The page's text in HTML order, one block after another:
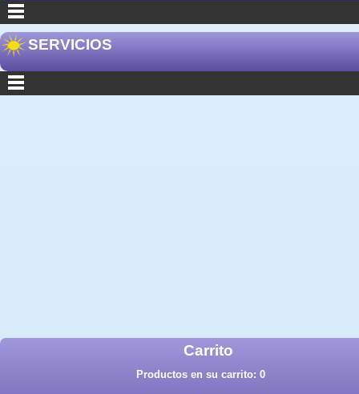
SERVICIOS
Carrito
Productos en su carrito: 0